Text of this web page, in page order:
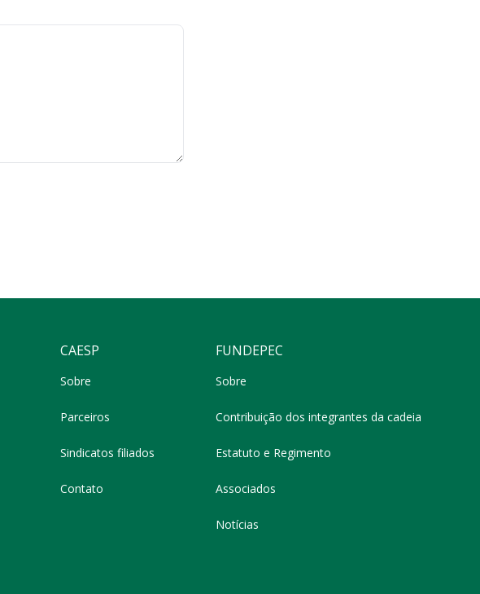
CAESP
Sobre
Parceiros
Sindicatos filiados
Contato
FUNDEPEC
Sobre
Contribuição dos integrantes da cadeia
Estatuto e Regimento
Associados
Notícias